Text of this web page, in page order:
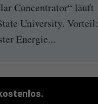
Concentrator“ läuft
University. Vorteil:
Energie...